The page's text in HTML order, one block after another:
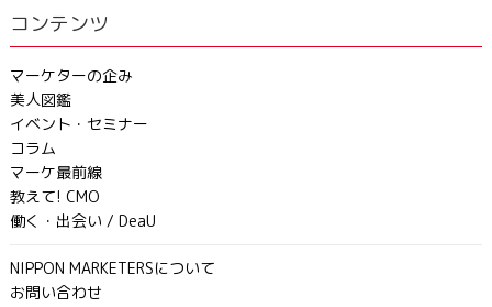
コンテンツ
マーケターの企み
美人図鑑
イベント・セミナー
コラム
マーケ最前線
教えて! CMO
働く・出会い / DeaU
NIPPON MARKETERSについて
お問い合わせ